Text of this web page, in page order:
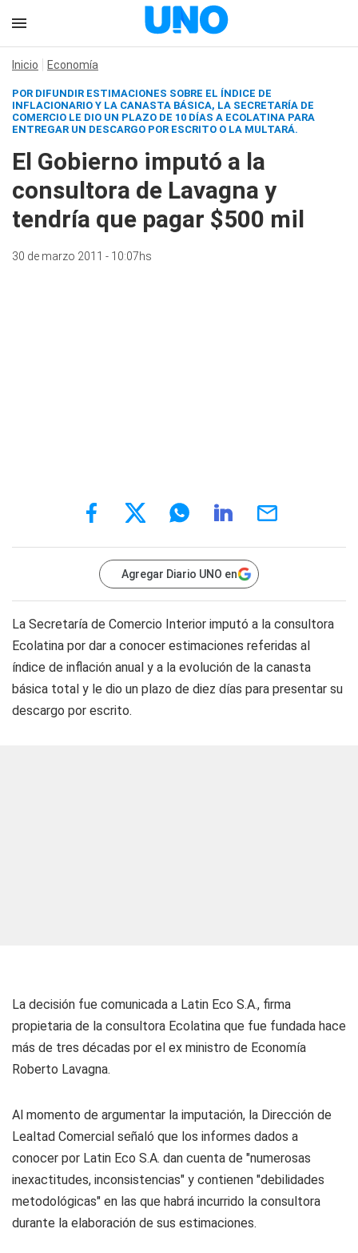
Inicio Economía
POR DIFUNDIR ESTIMACIONES SOBRE EL ÍNDICE DE
INFLACIONARIO Y LA CANASTA BÁSICA, LA SECRETARÍA DE
COMERCIO LE DIO UN PLAZO DE 10 DÍAS A ECOLATINA PARA
ENTREGAR UN DESCARGO POR ESCRITO O LA MULTARÁ.
El Gobierno imputó a la
consultora de Lavagna y
tendría que pagar $500 mil
30 de marzo 2011 - 10:07hs
Agregar Diario UNO en
La Secretaría de Comercio Interior imputó a la consultora
Ecolatina por dar a conocer estimaciones referidas al
índice de inflación anual y a la evolución de la canasta
básica total y le dio un plazo de diez días para presentar su
descargo por escrito.
La decisión fue comunicada a Latin Eco S.A., firma
propietaria de la consultora Ecolatina que fue fundada hace
más de tres décadas por el ex ministro de Economía
Roberto Lavagna.
Al momento de argumentar la imputación, la Dirección de
Lealtad Comercial señaló que los informes dados a
conocer por Latin Eco S.A. dan cuenta de "numerosas
inexactitudes, inconsistencias" y contienen "debilidades
metodológicas" en las que habrá incurrido la consultora
durante la elaboración de sus estimaciones.